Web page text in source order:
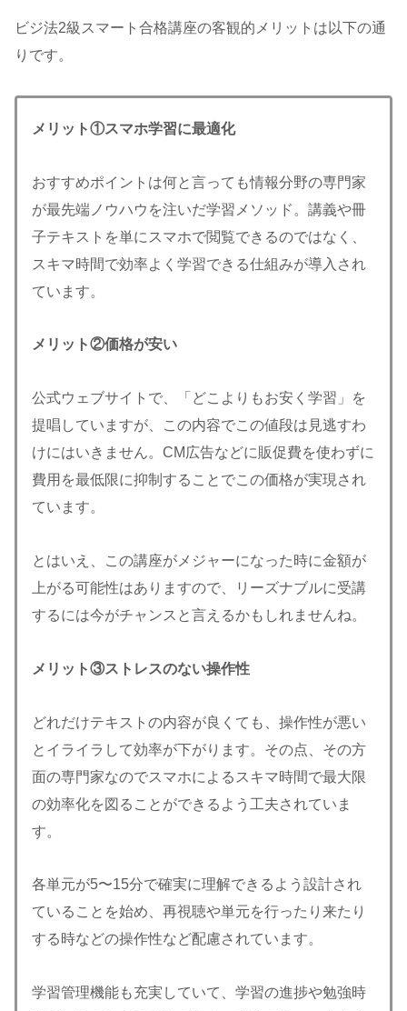
ビジ法2級スマート合格講座の客観的メリットは以下の通
りです。
メリット①スマホ学習に最適化
おすすめポイントは何と言っても情報分野の専門家
が最先端ノウハウを注いだ学習メソッド。講義や冊
子テキストを単にスマホで閲覧できるのではなく、
スキマ時間で効率よく学習できる仕組みが導入され
ています。
メリット②価格が安い
公式ウェブサイトで、「どこよりもお安く学習」を
提唱していますが、この内容でこの値段は見逃すわ
けにはいきません。CM広告などに販促費を使わずに
費用を最低限に抑制することでこの価格が実現され
ています。
とはいえ、この講座がメジャーになった時に金額が
上がる可能性はありますので、リーズナブルに受講
するには今がチャンスと言えるかもしれませんね。
メリット③ストレスのない操作性
どれだけテキストの内容が良くても、操作性が悪い
とイライラして効率が下がります。その点、その方
面の専門家なのでスマホによるスキマ時間で最大限
の効率化を図ることができるよう工夫されていま
す。
各単元が5〜15分で確実に理解できるよう設計され
ていることを始め、再視聴や単元を行ったり来たり
する時などの操作性など配慮されています。
学習管理機能も充実していて、学習の進捗や勉強時